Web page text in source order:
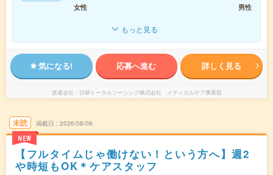
女性
男性
もっと見る
気になる! 応募へ進む 詳しく見る
派遣会社 日研トータルソーシング株式会社 メディカルケア事業部
未読
NEW
掲載日 2026/08/06
【フルタイムじゃ働けない！という方へ】週2
や時短もOK＊ケアスタッフ